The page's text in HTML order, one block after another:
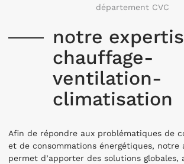
département CVC
notre
chauffage-
ventilation-
climatisation
Afin de répondre aux problématiques de
et de consommations énergétiques, notre
permet d’apporter des solutions globales,